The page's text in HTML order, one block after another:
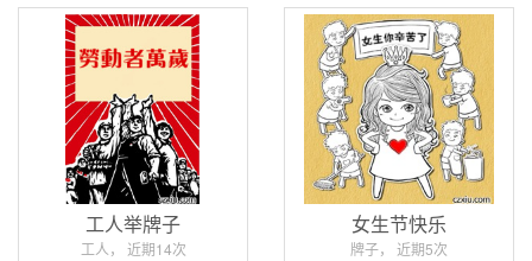
工人举牌子
工人， 近期14次
女生节快乐
牌子， 近期5次